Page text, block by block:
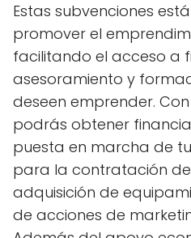
Estas subvenciones
promover el
facilitando el acceso a
asesoramiento y
deseen emprender.
podrás obtener
puesta en marcha de
para la contratación
adquisición de
de acciones de